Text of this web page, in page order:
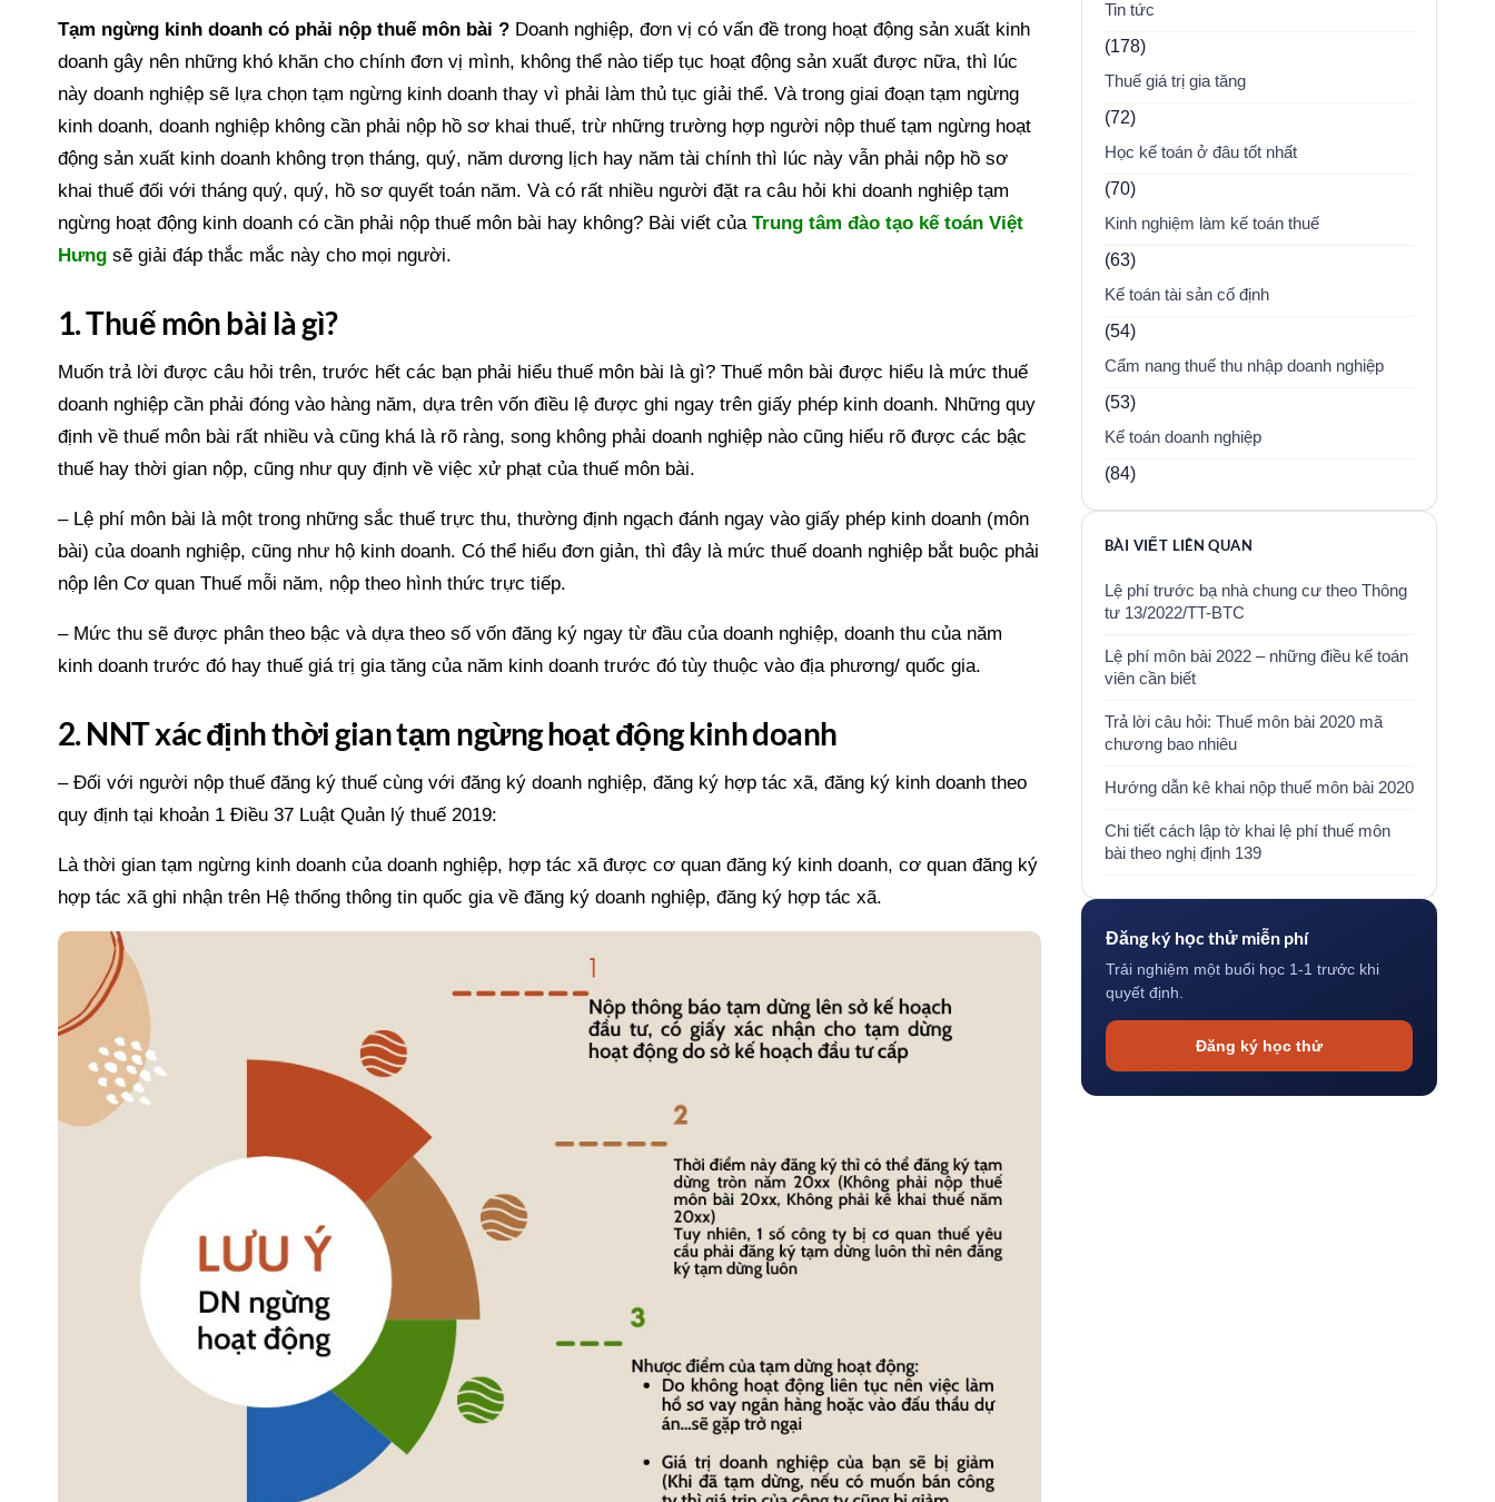
Tạm ngừng kinh doanh có phải nộp thuế môn bài ? Doanh nghiệp, đơn vị có vấn đề trong hoạt động sản xuất kinh
doanh gây nên những khó khăn cho chính đơn vị mình, không thể nào tiếp tục hoạt động sản xuất được nữa, thì lúc
này doanh nghiệp sẽ lựa chọn tạm ngừng kinh doanh thay vì phải làm thủ tục giải thể. Và trong giai đoạn tạm ngừng
kinh doanh, doanh nghiệp không cần phải nộp hồ sơ khai thuế, trừ những trường hợp người nộp thuế tạm ngừng hoạt
động sản xuất kinh doanh không trọn tháng, quý, năm dương lịch hay năm tài chính thì lúc này vẫn phải nộp hồ sơ
khai thuế đối với tháng quý, quý, hồ sơ quyết toán năm. Và có rất nhiều người đặt ra câu hỏi khi doanh nghiệp tạm
ngừng hoạt động kinh doanh có cần phải nộp thuế môn bài hay không? Bài viết của Trung tâm đào tạo kế toán Việt
Hưng sẽ giải đáp thắc mắc này cho mọi người.
1. Thuế môn bài là gì?
Muốn trả lời được câu hỏi trên, trước hết các bạn phải hiểu thuế môn bài là gì? Thuế môn bài được hiểu là mức thuế
doanh nghiệp cần phải đóng vào hàng năm, dựa trên vốn điều lệ được ghi ngay trên giấy phép kinh doanh. Những quy
định về thuế môn bài rất nhiều và cũng khá là rõ ràng, song không phải doanh nghiệp nào cũng hiểu rõ được các bậc
thuế hay thời gian nộp, cũng như quy định về việc xử phạt của thuế môn bài.
– Lệ phí môn bài là một trong những sắc thuế trực thu, thường định ngạch đánh ngay vào giấy phép kinh doanh (môn
bài) của doanh nghiệp, cũng như hộ kinh doanh. Có thể hiểu đơn giản, thì đây là mức thuế doanh nghiệp bắt buộc phải
nộp lên Cơ quan Thuế mỗi năm, nộp theo hình thức trực tiếp.
– Mức thu sẽ được phân theo bậc và dựa theo số vốn đăng ký ngay từ đầu của doanh nghiệp, doanh thu của năm
kinh doanh trước đó hay thuế giá trị gia tăng của năm kinh doanh trước đó tùy thuộc vào địa phương/ quốc gia.
2. NNT xác định thời gian tạm ngừng hoạt động kinh doanh
– Đối với người nộp thuế đăng ký thuế cùng với đăng ký doanh nghiệp, đăng ký hợp tác xã, đăng ký kinh doanh theo
quy định tại khoản 1 Điều 37 Luật Quản lý thuế 2019:
Là thời gian tạm ngừng kinh doanh của doanh nghiệp, hợp tác xã được cơ quan đăng ký kinh doanh, cơ quan đăng ký
hợp tác xã ghi nhận trên Hệ thống thông tin quốc gia về đăng ký doanh nghiệp, đăng ký hợp tác xã.
Tin tức
(178)
Thuế giá trị gia tăng
(72)
Học kế toán ở đâu tốt nhất
(70)
Kinh nghiệm làm kế toán thuế
(63)
Kế toán tài sản cố định
(54)
Cẩm nang thuế thu nhập doanh nghiệp
(53)
Kế toán doanh nghiệp
(84)
BÀI VIẾT LIÊN QUAN
Lệ phí trước bạ nhà chung cư theo Thông
tư 13/2022/TT-BTC
Lệ phí môn bài 2022 – những điều kế toán
viên cần biết
Trả lời câu hỏi: Thuế môn bài 2020 mã
chương bao nhiêu
Hướng dẫn kê khai nộp thuế môn bài 2020
Chi tiết cách lập tờ khai lệ phí thuế môn
bài theo nghị định 139
Đăng ký học thử miễn phí
Trải nghiệm một buổi học 1-1 trước khi
quyết định.
Đăng ký học thử